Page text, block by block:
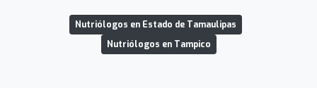
Nutriólogos en Estado de Tamaulipas
Nutriólogos en Tampico